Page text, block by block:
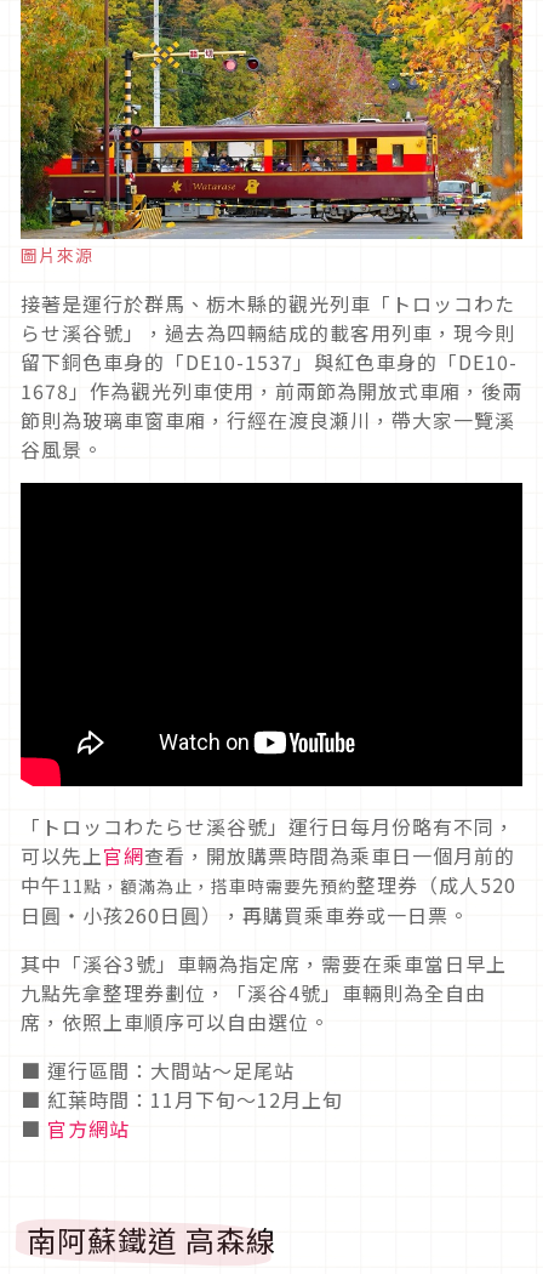
圖片來源
接著是運行於群馬、栃木縣的觀光列車「トロッコわた
らせ溪谷號」，過去為四輛結成的載客用列車，現今則
留下銅色車身的「DE10-1537」與紅色車身的「DE10-
1678」作為觀光列車使用，前兩節為開放式車廂，後兩
節則為玻璃車窗車廂，行經在渡良瀬川，帶大家一覽溪
谷風景。
「トロッコわたらせ溪谷號」運行日每月份略有不同，
可以先上官網查看，開放購票時間為乘車日一個月前的
中午11點，額滿為止，搭車時需要先預約整理券（成人520
日圓・小孩260日圓），再購買乘車券或一日票。
其中「溪谷3號」車輛為指定席，需要在乘車當日早上
九點先拿整理券劃位，「溪谷4號」車輛則為全自由
席，依照上車順序可以自由選位。
■ 運行區間：大間站～足尾站
■ 紅葉時間：11月下旬～12月上旬
■ 官方網站
南阿蘇鐵道 高森線